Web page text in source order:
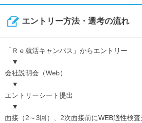
エントリー方法・選考の流れ
「Ｒｅ就活キャンパス」からエントリー
▼
会社説明会（Web）
▼
エントリーシート提出
▼
面接（2～3回）、2次面接前にWEB適性検査